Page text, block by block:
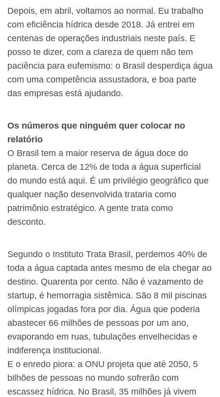
Depois, em abril, voltamos ao normal. Eu trabalho
com eficiência hídrica desde 2018. Já entrei em
centenas de operações industriais neste país. E
posso te dizer, com a clareza de quem não tem
paciência para eufemismo: o Brasil desperdiça água
com uma competência assustadora, e boa parte
das empresas está ajudando.
Os números que ninguém quer colocar no
relatório
O Brasil tem a maior reserva de água doce do
planeta. Cerca de 12% de toda a água superficial
do mundo está aqui. É um privilégio geográfico que
qualquer nação desenvolvida trataria como
patrimônio estratégico. A gente trata como
desconto.
Segundo o Instituto Trata Brasil, perdemos 40% de
toda a água captada antes mesmo de ela chegar ao
destino. Quarenta por cento. Não é vazamento de
startup, é hemorragia sistêmica. São 8 mil piscinas
olímpicas jogadas fora por dia. Água que poderia
abastecer 66 milhões de pessoas por um ano,
evaporando em ruas, tubulações envelhecidas e
indiferença institucional.
E o enredo piora: a ONU projeta que até 2050, 5
bilhões de pessoas no mundo sofrerão com
escassez hídrica. No Brasil, 35 milhões já vivem